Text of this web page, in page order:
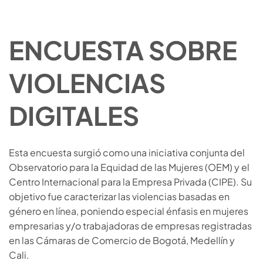
ENCUESTA SOBRE
VIOLENCIAS
DIGITALES
Esta encuesta surgió como una iniciativa conjunta del
Observatorio para la Equidad de las Mujeres (OEM) y el
Centro Internacional para la Empresa Privada (CIPE). Su
objetivo fue caracterizar las violencias basadas en
género en línea, poniendo especial énfasis en mujeres
empresarias y/o trabajadoras de empresas registradas
en las Cámaras de Comercio de Bogotá, Medellín y
Cali.